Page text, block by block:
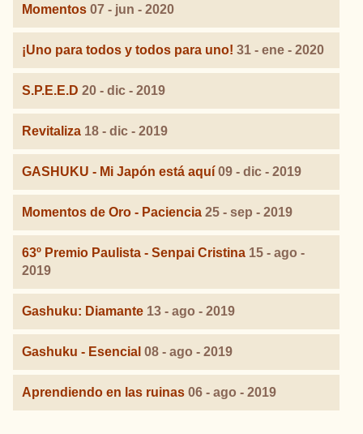
Momentos 07 - jun - 2020
¡Uno para todos y todos para uno! 31 - ene - 2020
S.P.E.E.D 20 - dic - 2019
Revitaliza 18 - dic - 2019
GASHUKU - Mi Japón está aquí 09 - dic - 2019
Momentos de Oro - Paciencia 25 - sep - 2019
63º Premio Paulista - Senpai Cristina 15 - ago -
2019
Gashuku: Diamante 13 - ago - 2019
Gashuku - Esencial 08 - ago - 2019
Aprendiendo en las ruinas 06 - ago - 2019